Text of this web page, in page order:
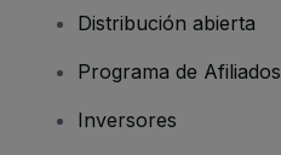
Distribución abierta
Programa de Afiliados
Inversores